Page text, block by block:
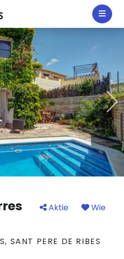
Aktie Wie
SANT PERE DE RIBES